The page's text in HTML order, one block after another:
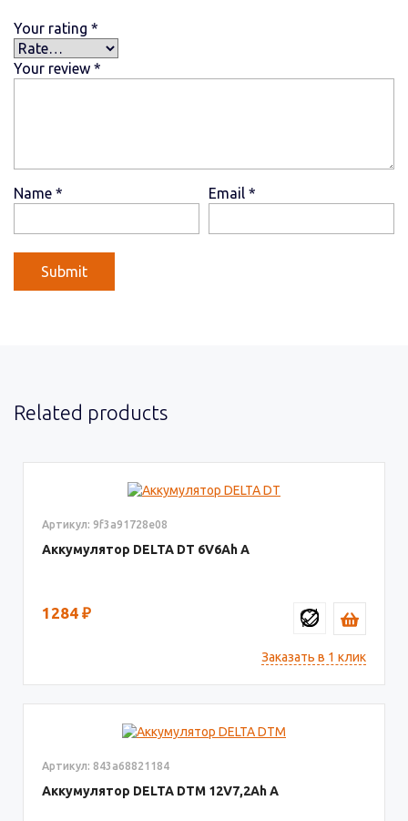
Your rating *
Your review *
Name * Email *
Related products
Артикул: 9f3a91728e08
Аккумулятор DELTA DT 6V6
1284 ₽
Заказать в 1 клик
Артикул: 843a68821184
Аккумулятор DELTA DTM 12V7,2